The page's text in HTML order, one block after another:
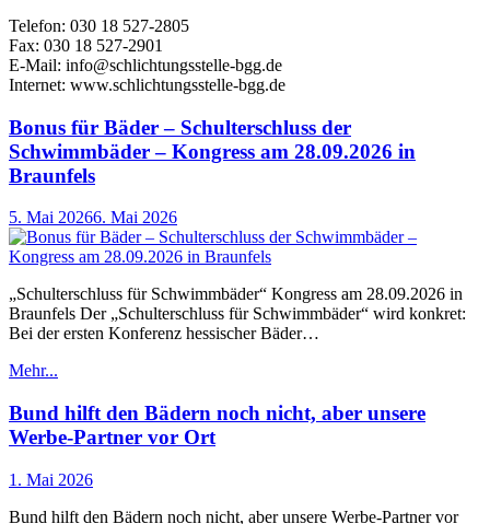
Telefon: 030 18 527-2805
Fax: 030 18 527-2901
E-Mail: info@schlichtungsstelle-bgg.de
Internet: www.schlichtungsstelle-bgg.de
Bonus für Bäder – Schulterschluss der
Schwimmbäder – Kongress am 28.09.2026 in
Braunfels
5. Mai 20266. Mai 2026
„Schulterschluss für Schwimmbäder“ Kongress am 28.09.2026 in
Braunfels Der „Schulterschluss für Schwimmbäder“ wird konkret:
Bei der ersten Konferenz hessischer Bäder…
Mehr...
Bund hilft den Bädern noch nicht, aber unsere
Werbe-Partner vor Ort
1. Mai 2026
Bund hilft den Bädern noch nicht, aber unsere Werbe-Partner vor